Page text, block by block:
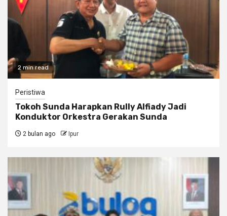
2 min read
Peristiwa
Tokoh Sunda Harapkan Rully Alfiady Jadi
Konduktor Orkestra Gerakan Sunda
2 bulan ago Ipur